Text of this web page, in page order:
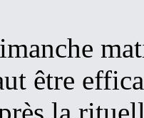
être
la